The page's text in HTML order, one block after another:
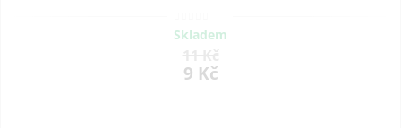
Skladem
9 Kč